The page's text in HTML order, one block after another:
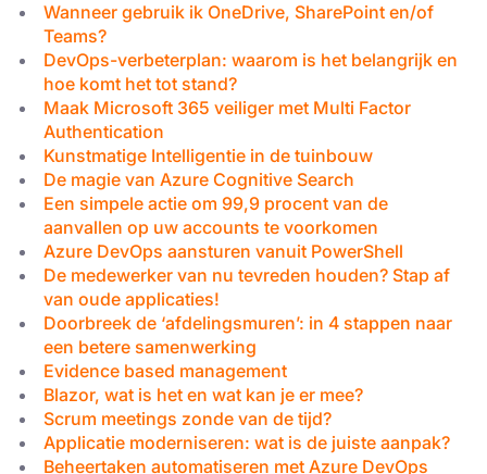
Wanneer gebruik ik OneDrive, SharePoint en/of
Teams?
DevOps-verbeterplan: waarom is het belangrijk en
hoe komt het tot stand?
Maak Microsoft 365 veiliger met Multi Factor
Authentication
Kunstmatige Intelligentie in de tuinbouw
De magie van Azure Cognitive Search
Een simpele actie om 99,9 procent van de
aanvallen op uw accounts te voorkomen
Azure DevOps aansturen vanuit PowerShell
De medewerker van nu tevreden houden? Stap af
van oude applicaties!
Doorbreek de ‘afdelingsmuren’: in 4 stappen naar
een betere samenwerking
Evidence based management
Blazor, wat is het en wat kan je er mee?
Scrum meetings zonde van de tijd?
Applicatie moderniseren: wat is de juiste aanpak?
Beheertaken automatiseren met Azure DevOps